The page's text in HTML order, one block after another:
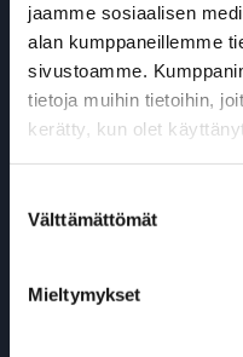
jaamme sosiaalisen
alan kumppaneillemme
sivustoamme.
tietoja muihin tietoihin,
kerätty, kun olet
valinta
Välttämättömät
Mieltymykset
DAF Diesel -mallisto
>> DAF XFC & XDC